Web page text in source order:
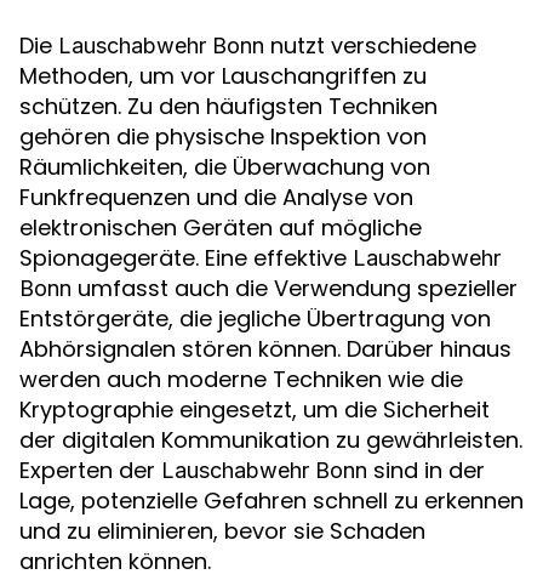
Die Lauschabwehr Bonn nutzt verschiedene
Methoden, um vor Lauschangriffen zu
schützen. Zu den häufigsten Techniken
gehören die physische Inspektion von
Räumlichkeiten, die Überwachung von
Funkfrequenzen und die Analyse von
elektronischen Geräten auf mögliche
Spionagegeräte. Eine effektive Lauschabwehr
Bonn umfasst auch die Verwendung spezieller
Entstörgeräte, die jegliche Übertragung von
Abhörsignalen stören können. Darüber hinaus
werden auch moderne Techniken wie die
Kryptographie eingesetzt, um die Sicherheit
der digitalen Kommunikation zu gewährleisten.
Experten der Lauschabwehr Bonn sind in der
Lage, potenzielle Gefahren schnell zu erkennen
und zu eliminieren, bevor sie Schaden
anrichten können.